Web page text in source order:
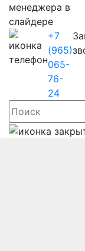
+7
(965)
065-
76-
24